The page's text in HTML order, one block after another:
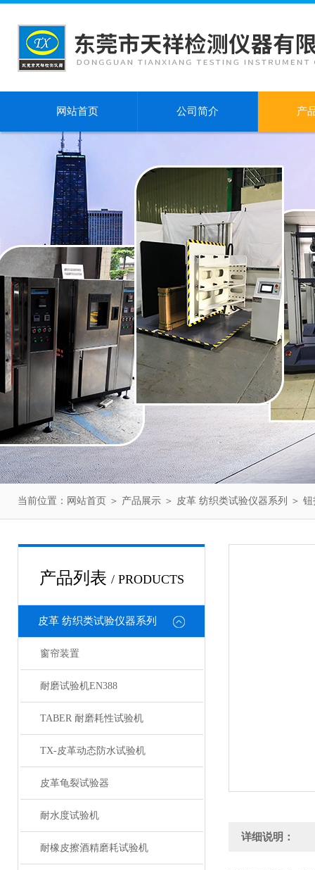
网站首页 公司简介 产
当前位置： 网站首页 ＞ 产品展示 ＞ 皮革 纺织类试验仪器系列 ＞ 钮
产品列表 / PRODUCTS
皮革 纺织类试验仪器系列
窗帘装置
耐磨试验机EN388
TABER 耐磨耗性试验机
TX-皮革动态防水试验机
皮革龟裂试验器
耐水度试验机
耐橡皮擦酒精磨耗试验机
详细说明：